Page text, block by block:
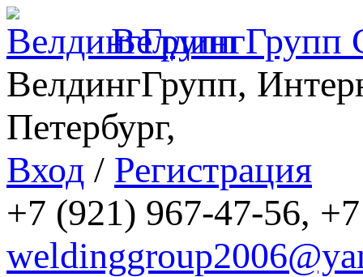
ВелдингГрупп
ВелдингГрупп,
Петербург,
Вход / Регистрация
+7 (921) 967-47-56,